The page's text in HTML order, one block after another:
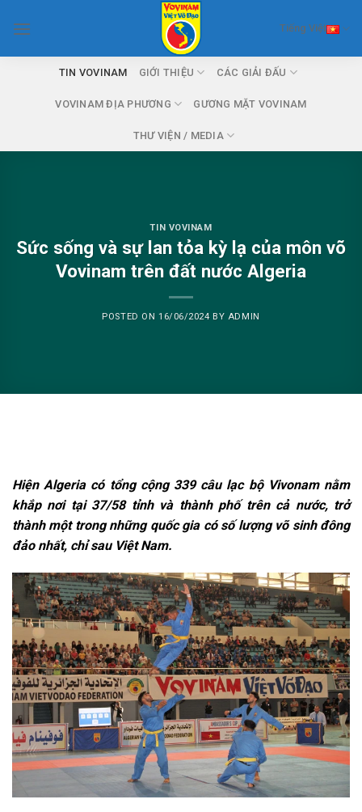
Tiếng Việt
TIN VOVINAM GIỚI THIỆU CÁC GIẢI ĐẤU
VOVINAM ĐỊA PHƯƠNG GƯƠNG MẶT VOVINAM
THƯ VIỆN / MEDIA
TIN VOVINAM
Sức sống và sự lan tỏa kỳ lạ của môn võ
Vovinam trên đất nước Algeria
POSTED ON 16/06/2024 BY ADMIN
Hiện Algeria có tổng cộng 339 câu lạc bộ Vivonam nằm
khắp nơi tại 37/58 tỉnh và thành phố trên cả nước, trở
thành một trong những quốc gia có số lượng võ sinh đông
đảo nhất, chỉ sau Việt Nam.